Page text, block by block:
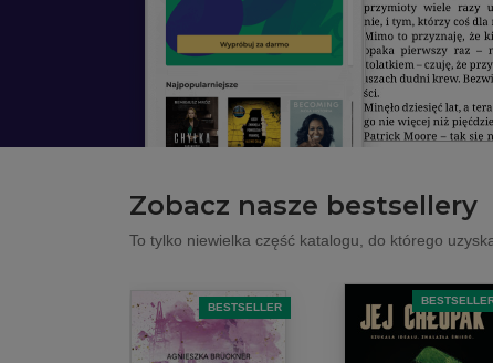
Zobacz nasze bestsellery
To tylko niewielka część katalogu, do którego
BESTSELLER